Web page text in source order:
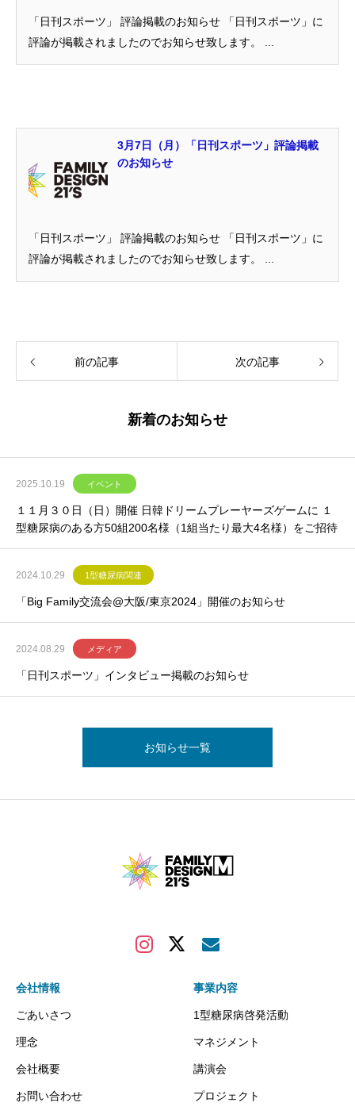
「日刊スポーツ」 評論掲載のお知らせ 「日刊スポーツ」に
評論が掲載されましたのでお知らせ致します。 ...
3月7日（月）「日刊スポーツ」評論掲載
のお知らせ
「日刊スポーツ」 評論掲載のお知らせ 「日刊スポーツ」に
評論が掲載されましたのでお知らせ致します。 ...
前の記事 次の記事
新着のお知らせ
2025.10.19 イベント
１１月３０日（日）開催 日韓ドリームプレーヤーズゲームに １
型糖尿病のある方50組200名様（1組当たり最大4名様）をご招待
2024.10.29 1型糖尿病関連
「Big Family交流会@大阪/東京2024」開催のお知らせ
2024.08.29 メディア
「日刊スポーツ」インタビュー掲載のお知らせ
お知らせ一覧
会社情報
ごあいさつ
理念
会社概要
お問い合わせ
事業内容
1型糖尿病啓発活動
マネジメント
講演会
プロジェクト